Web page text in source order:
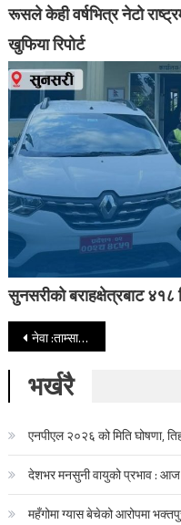
रूसले केही वर्षभित्र नेटो
खुफिया रिपोर्ट
सुनसरीको बराहक्षेत्रबाट
Post navigation
नेवा :ताम्सालिंग प्रदेशको माग राख्दै सिठ्ठी जुलुस प्रदशन
भर्खरै
एनपीएल २०२६ को मिति घोषणा,
देशभर मनसुनी वायुको प्रभाव : आज
महँगोमा ग्यास बेचेको आरोपमा